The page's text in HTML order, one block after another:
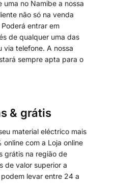
uma no Namibe a nossa
não só na venda
entrar em
de qualquer uma das
via telefone. A nossa
sempre apta para o
& grátis
material eléctrico mais
com a Loja online
grátis na região de
de valor superior a
levar entre 24 a